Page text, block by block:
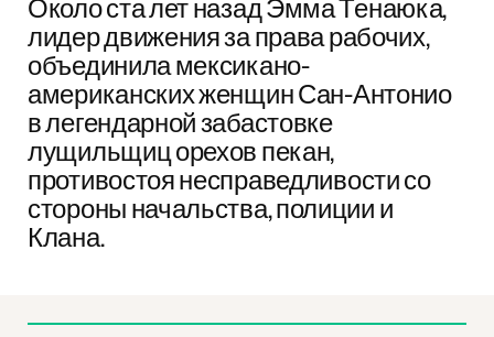
Около ста лет назад Эмма Тенаюка,
лидер движения за права рабочих,
объединила мексикано-
американских женщин Сан-Антонио
в легендарной забастовке
лущильщиц орехов пекан,
противостоя несправедливости со
стороны начальства, полиции и
Клана.